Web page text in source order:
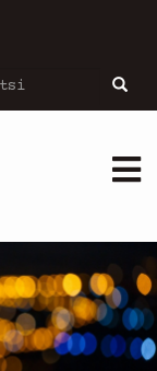
Etsi